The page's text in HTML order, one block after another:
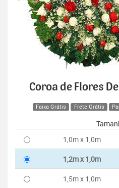
Coroa de Flores
Faixa Grátis Frete Grátis
1,0m x 1,0m
1,2m x 1,0m
1,5m x 1,0m